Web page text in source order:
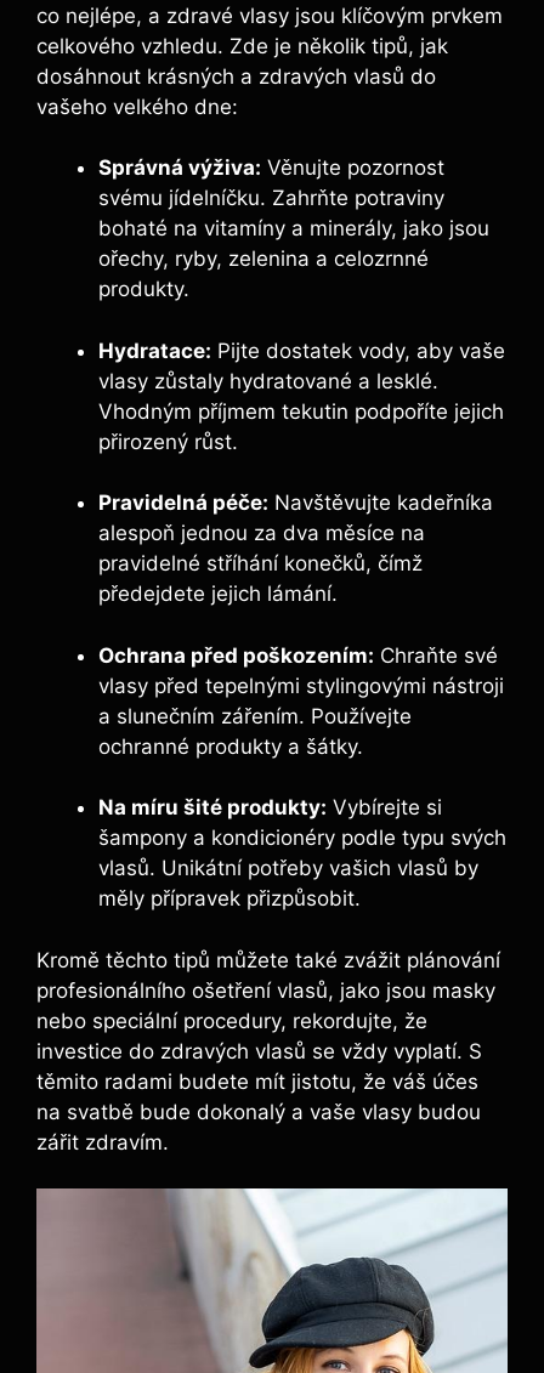
⁣co nejlépe, a zdravé vlasy jsou klíčovým ‍prvkem
celkového vzhledu. Zde je několik tipů, jak
dosáhnout krásných a⁣ zdravých vlasů do
vašeho velkého dne:
Správná výživa: Věnujte pozornost⁣
svému jídelníčku. Zahrňte potraviny
bohaté na vitamíny a minerály, jako jsou
ořechy, ryby, zelenina a celozrnné
produkty.
Hydratace: Pijte dostatek vody, aby vaše
vlasy zůstaly ​hydratované a lesklé.
Vhodným příjmem tekutin podpoříte jejich
přirozený růst.
Pravidelná péče: Navštěvujte kadeřníka
alespoň jednou za dva měsíce na
pravidelné stříhání konečků, čímž ​
předejdete jejich lámání.
Ochrana​ před poškozením: Chraňte své
vlasy před tepelnými stylingovými nástroji
a ​slunečním zářením. Používejte‍
ochranné produkty a šátky.
Na míru šité produkty: Vybírejte si
šampony a kondicionéry podle typu ‌svých
vlasů. Unikátní potřeby vašich vlasů by
měly přípravek přizpůsobit.
Kromě těchto tipů můžete také zvážit plánování
profesionálního ošetření vlasů, jako jsou masky
nebo speciální procedury, rekordujte, že
investice do zdravých vlasů se vždy vyplatí. S
⁣těmito radami budete ‍mít jistotu, že váš účes
na svatbě bude dokonalý ⁢a vaše vlasy budou
zářit zdravím.